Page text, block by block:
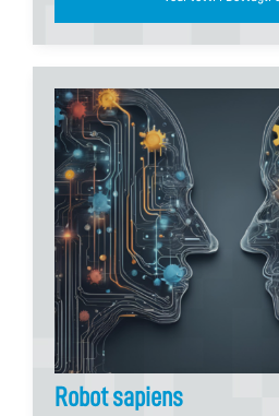
Robot sapiens